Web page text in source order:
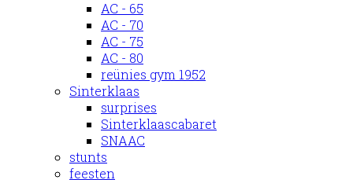
AC - 65
AC - 70
AC - 75
AC - 80
reünies gym 1952
Sinterklaas
surprises
Sinterklaascabaret
SNAAC
stunts
feesten